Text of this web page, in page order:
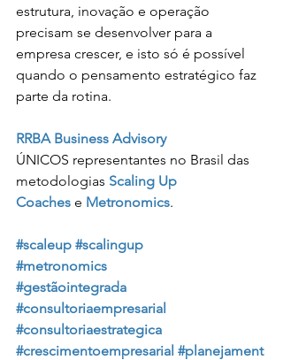
estrutura, inovação e operação
precisam se desenvolver para a
empresa crescer, e isto só é possível
quando o pensamento estratégico faz
parte da rotina.
RRBA Business Advisory
ÚNICOS representantes no Brasil das
metodologias Scaling Up
Coaches e Metronomics.
#scaleup #scalingup
#metronomics
#gestãointegrada
#consultoriaempresarial
#consultoriaestrategica
#crescimentoempresarial #planejament